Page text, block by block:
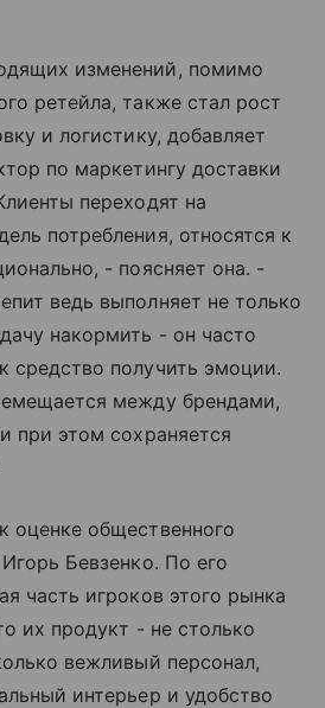
изменений, помимо
ретейла, также стал рост
и логистику, добавляет
по маркетингу доставки
переходят на
потребления, относятся к
- поясняет она. -
ведь выполняет не только
накормить - он часто
средство получить эмоции.
между брендами,
при этом сохраняется
оценке общественного
Бевзенко. По его
часть игроков этого рынка
их продукт - не столько
вежливый персонал,
интерьер и удобство